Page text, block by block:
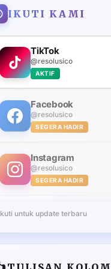
IKUTI KAMI
TikTok
@resolusico
AKTIF
Facebook
@resolusico
SEGERA HADIR
Instagram
@resolusico
SEGERA HADIR
untuk update terbaru